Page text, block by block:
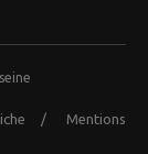
/
Mentions